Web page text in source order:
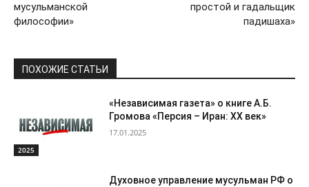
мусульманской
философии»
простой и гадальщик
падишаха»
ПОХОЖИЕ СТАТЬИ
2025
«Независимая газета» о книге А.Б.
Громова «Персия – Иран: ХХ век»
17.01.2025
Духовное управление мусульман РФ о